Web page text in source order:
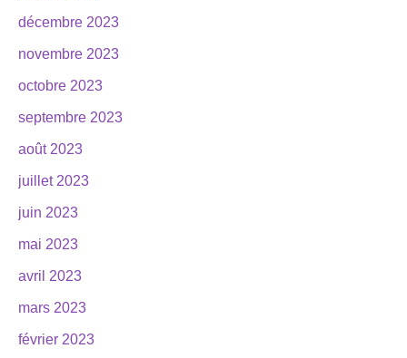
décembre 2023
novembre 2023
octobre 2023
septembre 2023
août 2023
juillet 2023
juin 2023
mai 2023
avril 2023
mars 2023
février 2023